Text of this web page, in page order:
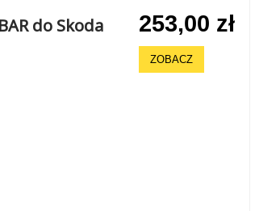
do Skoda
253,00 zł
ZOBACZ